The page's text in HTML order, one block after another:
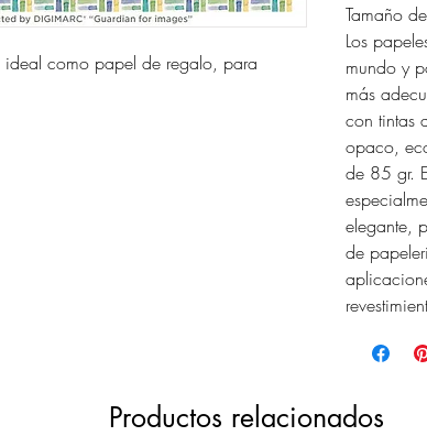
ideal como papel de regalo, para
Tamaño
Los
mundo y
más
con tintas
opaco,
de 85 gr.
elegante,
de
Productos relacionados